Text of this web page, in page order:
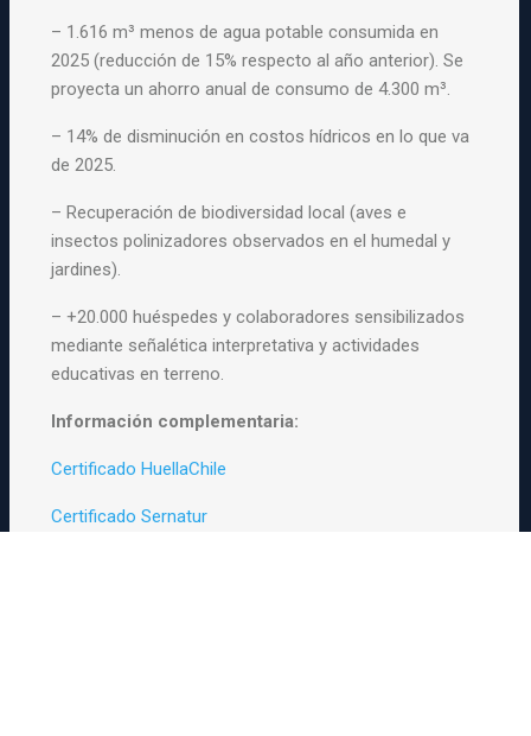
– 1.616 m³ menos de agua potable consumida en
2025 (reducción de 15% respecto al año anterior). Se
proyecta un ahorro anual de consumo de 4.300 m³.
– 14% de disminución en costos hídricos en lo que va
de 2025.
– Recuperación de biodiversidad local (aves e
insectos polinizadores observados en el humedal y
jardines).
– +20.000 huéspedes y colaboradores sensibilizados
mediante señalética interpretativa y actividades
educativas en terreno.
Información complementaria:
Certificado HuellaChile
Certificado Sernatur